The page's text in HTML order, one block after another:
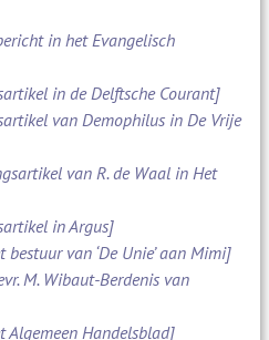
in het Evangelisch
in de Delftsche Courant]
van Demophilus in De Vrije
van R. de Waal in Het
in Argus]
van ‘De Unie’ aan Mimi]
M. Wibaut-Berdenis van
Algemeen Handelsblad]